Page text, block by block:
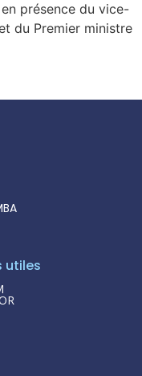
présence du vice-
du Premier ministre
utiles